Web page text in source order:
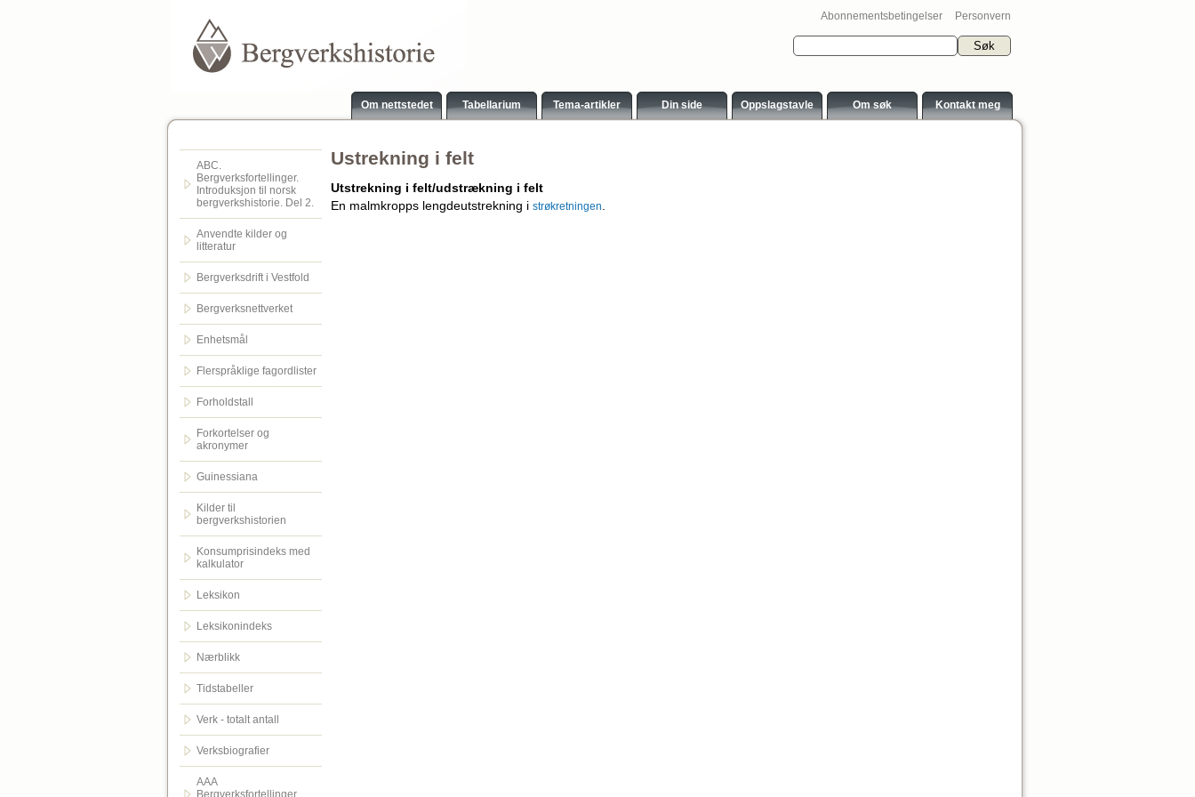
Abonnementsbetingelser Personvern
Om nettstedet Tabellarium Tema-artikler Din side Oppslagstavle Om søk Kontakt meg
ABC.
Bergverksfortellinger.
Introduksjon til norsk
bergverkshistorie. Del 2.
Anvendte kilder og
litteratur
Bergverksdrift i Vestfold
Bergverksnettverket
Enhetsmål
Flerspråklige fagordlister
Forholdstall
Forkortelser og
akronymer
Guinessiana
Kilder til
bergverkshistorien
Konsumprisindeks med
kalkulator
Leksikon
Leksikonindeks
Nærblikk
Tidstabeller
Verk - totalt antall
Verksbiografier
AAA
Bergverksfortellinger.
Ustrekning i felt
Utstrekning i felt/udstrækning i felt
En malmkropps lengdeutstrekning i strøkretningen